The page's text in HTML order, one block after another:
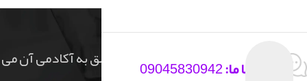
تماس با ما:
کلیه حقوق مادی و معنوی این سایت متعلق به آکادمی آن می